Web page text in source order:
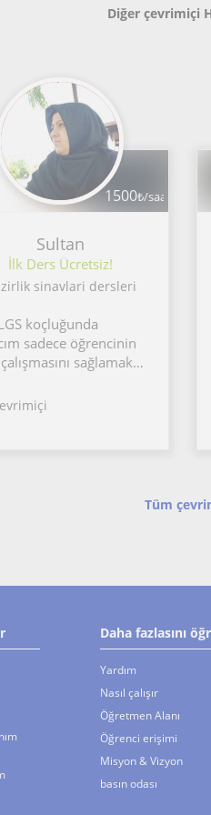
Diğer çevrimiçi
1500₺/saat
Sultan
İlk Ders Ücretsiz!
sinavlari dersleri
koçluğunda
sadece öğrencinin
sağlamak
çalışma
Tüm
Daha fazlasını
Yardım
Nasıl çalışır
Öğretmen Alanı
Öğrenci erişimi
Misyon & Vizyon
basın odası